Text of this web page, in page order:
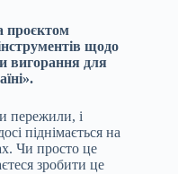
проєктом
щодо
вигорання для
пережили, і
піднімається на
Чи просто це
зробити це